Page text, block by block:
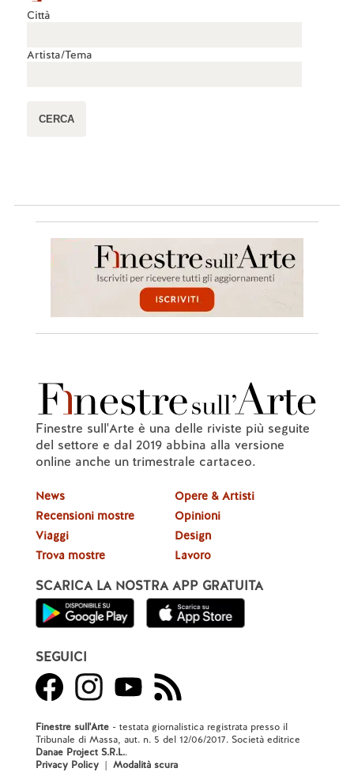
Città
Artista/Tema
Finestre sull'Arte è una delle riviste più seguite
del settore e dal 2019 abbina alla versione
online anche un trimestrale cartaceo.
News
Recensioni mostre
Viaggi
Trova mostre
Opere & Artisti
Opinioni
Design
Lavoro
SCARICA LA NOSTRA APP GRATUITA
SEGUICI
Finestre sull'Arte- testata giornalistica registrata presso il
Tribunale di Massa, aut. n. 5 del 12/06/2017. Società editrice
Danae Project S.R.L..
Privacy Policy| Modalità scura